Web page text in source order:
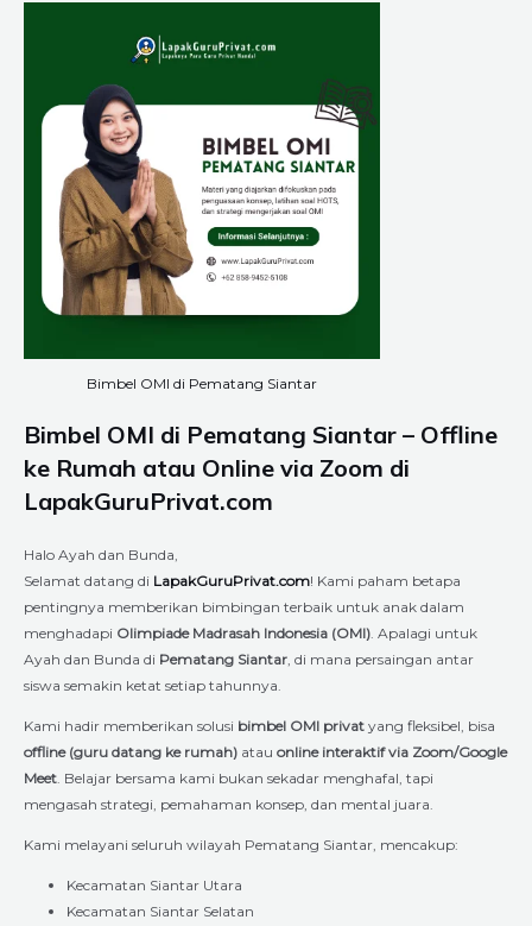
Bimbel OMI di Pematang Siantar
Bimbel OMI di Pematang Siantar – Offline
ke Rumah atau Online via Zoom di
LapakGuruPrivat.com
Halo Ayah dan Bunda,
Selamat datang di LapakGuruPrivat.com! Kami paham betapa
pentingnya memberikan bimbingan terbaik untuk anak dalam
menghadapi Olimpiade Madrasah Indonesia (OMI) . Apalagi untuk
Ayah dan Bunda di Pematang Siantar , di mana persaingan antar
siswa semakin ketat setiap tahunnya.
Kami hadir memberikan solusi bimbel OMI privat yang fleksibel, bisa
offline (guru datang ke rumah) atau online interaktif via Zoom/Google
Meet . Belajar bersama kami bukan sekadar menghafal, tapi
mengasah strategi, pemahaman konsep, dan mental juara.
Kami melayani seluruh wilayah Pematang Siantar, mencakup:
Kecamatan Siantar Utara
Kecamatan Siantar Selatan